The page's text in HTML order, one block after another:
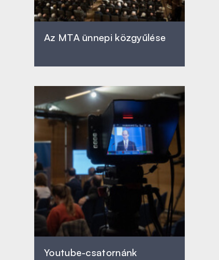
Az MTA ünnepi közgyűlése
Youtube-csatornánk